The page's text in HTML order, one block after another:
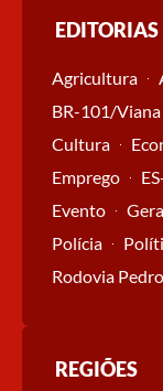
EDITORIAS
Agricultura
BR-101/Viana
Cultura
Emprego
Evento
Polícia
Rodovia
REGIÕES